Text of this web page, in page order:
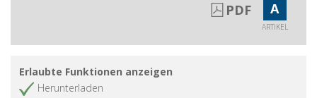
PDF A
ARTIKEL
Erlaubte Funktionen anzeigen
Herunterladen